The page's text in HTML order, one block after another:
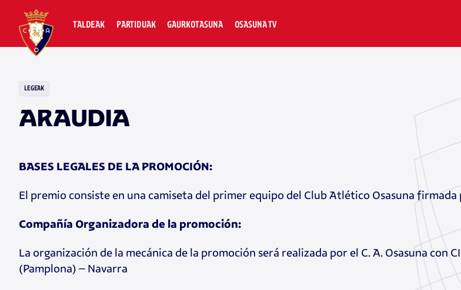
TALDEAK PARTIDUAK GAURKOTASUNA OSASUNA TV
LEGEAK
ARAUDIA
BASES LEGALES DE LA PROMOCIÓN:
El premio consiste en una camiseta del primer equipo del Club Atlético Osasuna
Compañía Organizadora de la promoción:
La organización de la mecánica de la promoción será realizada por el C. A. Osasuna con
(Pamplona) – Navarra